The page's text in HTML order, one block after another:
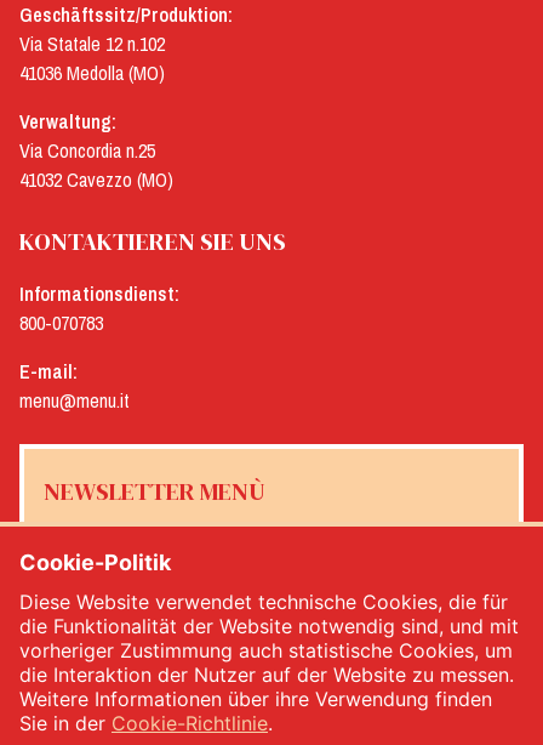
Geschäftssitz/Produktion:
Via Statale 12 n.102
41036 Medolla (MO)
Verwaltung:
Via Concordia n.25
41032 Cavezzo (MO)
KONTAKTIEREN SIE UNS
Informationsdienst:
800-070783
E-mail:
menu@menu.it
NEWSLETTER MENÙ
Ja, ich möchte den Newsletter von Menù erhalten*
MELDEN SIE SICH AN
Cookie-Politik
Diese Website verwendet technische Cookies, die für
die Funktionalität der Website notwendig sind, und mit
vorheriger Zustimmung auch statistische Cookies, um
die Interaktion der Nutzer auf der Website zu messen.
Weitere Informationen über ihre Verwendung finden
Sie in der Cookie-Richtlinie.